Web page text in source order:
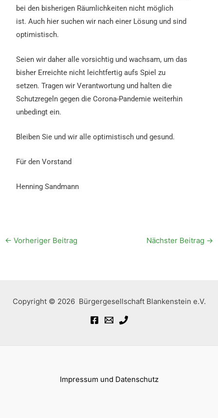
bei den bisherigen Räumlichkeiten nicht möglich
ist. Auch hier suchen wir nach einer Lösung und sind
optimistisch.
Seien wir daher alle vorsichtig und wachsam, um das
bisher Erreichte nicht leichtfertig aufs Spiel zu
setzen.Tragen wir Verantwortung und halten die
Schutzregeln gegen die Corona-Pandemie weiterhin
unbedingt ein.
Bleiben Sie und wir alle optimistisch und gesund.
Für den Vorstand
Henning Sandmann
← Vorheriger Beitrag Nächster Beitrag →
Copyright © 2026 Bürgergesellschaft Blankenstein e.V.
Impressum und Datenschutz